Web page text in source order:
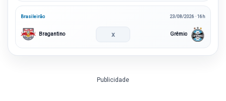
Brasileirão 23/08/2026 · 16h
Bragantino x Grêmio
Publicidade